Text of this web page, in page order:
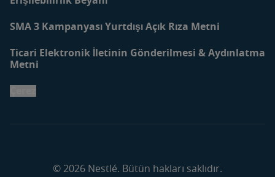
SMA 3 Kampanyası Yurtdışı Açık Rıza Metni
Ticari Elektronik İletinin Gönderilmesi & Aydınlatma
Metni
© 2026 Nestlé. Bütün hakları saklıdır.